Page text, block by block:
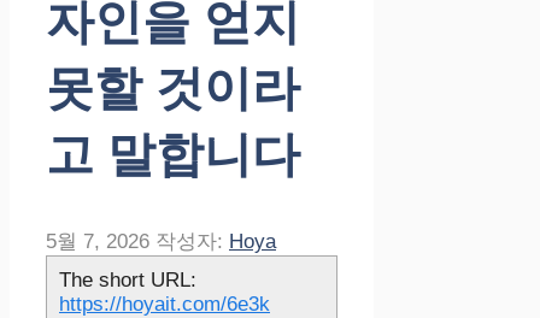
자인을 얻지
못할 것이라
고 말합니다
5월 7, 2026 작성자: Hoya
The short URL:
https://hoyait.com/6e3k